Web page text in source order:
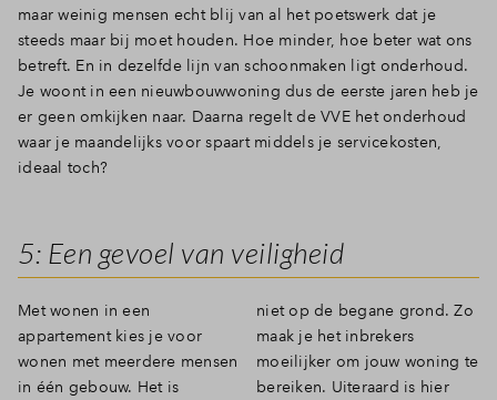
maar weinig mensen echt blij van al het poetswerk dat je
steeds maar bij moet houden. Hoe minder, hoe beter wat ons
betreft. En in dezelfde lijn van schoonmaken ligt onderhoud.
Je woont in een nieuwbouwwoning dus de eerste jaren heb je
er geen omkijken naar. Daarna regelt de VVE het onderhoud
waar je maandelijks voor spaart middels je servicekosten,
ideaal toch?
5: Een gevoel van veiligheid
Met wonen in een
appartement kies je voor
wonen met meerdere mensen
in één gebouw. Het is
niet op de begane grond. Zo
maak je het inbrekers
moeilijker om jouw woning te
bereiken. Uiteraard is hier